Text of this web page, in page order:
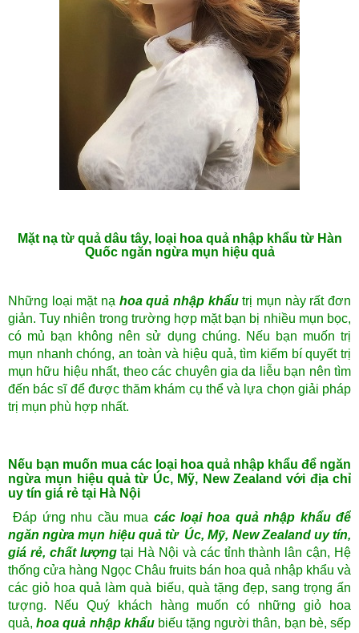
Mặt nạ từ quả dâu tây, loại hoa quả nhập khẩu từ Hàn
Quốc ngăn ngừa mụn hiệu quả
Những loại mặt nạ hoa quả nhập khẩutrị mụn này rất đơn
giản. Tuy nhiên trong trường hợp mặt bạn bị nhiều mụn bọc,
có mủ bạn không nên sử dụng chúng. Nếu bạn muốn trị
mụn nhanh chóng, an toàn và hiệu quả, tìm kiếm bí quyết trị
mụn hữu hiệu nhất, theo các chuyên gia da liễu bạn nên tìm
đến bác sĩ để được thăm khám cụ thể và lựa chọn giải pháp
trị mụn phù hợp nhất.
Nếu bạn muốn mua các loại hoa quả nhập khẩu để ngăn
ngừa mụn hiệu quả từ Úc, Mỹ, New Zealand với địa chỉ
uy tín giá rẻ tại Hà Nội
Đáp ứng nhu cầu mua các loại hoa quả nhập khẩu để
ngăn ngừa mụn hiệu quả từ Úc, Mỹ, New Zealand uy tín,
giá rẻ, chất lượngtại Hà Nội và các tỉnh thành lân cận, Hệ
thống cửa hàng Ngọc Châu fruits bán hoa quả nhập khẩu và
cácgiỏ hoa quả làm quà biếu, quà tặng đẹp, sang trọng ấn
tượng. Nếu Quý khách hàng muốn có nhữnggiỏ hoa
quả,hoa quả nhập khẩubiếu tặng người thân, bạn bè, sếp